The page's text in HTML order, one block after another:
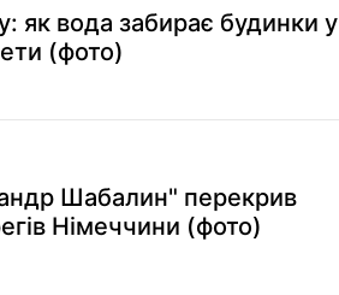
як вода забирає будинки у
(фото)
Шабалин" перекрив
Німеччини (фото)